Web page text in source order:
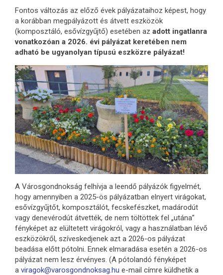
Fontos változás az előző évek pályázataihoz képest, hogy
a korábban megpályázott és átvett eszközök
(komposztáló, esővízgyűjtő) esetében az adott ingatlanra
vonatkozóan a 2026. évi pályázat keretében nem
adható be ugyanolyan típusú eszközre pályázat!
A Városgondnokság felhívja a leendő pályázók figyelmét,
hogy amennyiben a 2025-ös pályázatban elnyert virágokat,
esővízgyűjtőt, komposztálót, fecskefészket, madárodút
vagy denevérodút átvették, de nem töltöttek fel „utána”
fényképet az elültetett virágokról, vagy a használatban lévő
eszközökről, szíveskedjenek azt a 2026-os pályázat
beadása előtt pótolni. Ennek elmaradása esetén a 2026-os
pályázat nem lesz érvényes. (A pótolandó fényképet
a viragok@varosgondnoksag.hu e-mail címre küldhetik a